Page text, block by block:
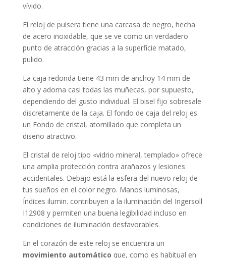
vívido.
El reloj de pulsera tiene una carcasa de negro, hecha
de acero inoxidable, que se ve como un verdadero
punto de atracción gracias a la superficie matado,
pulido.
La caja redonda tiene 43 mm de anchoy 14 mm de
alto y adorna casi todas las muñecas, por supuesto,
dependiendo del gusto individual. El bisel fijo sobresale
discretamente de la caja. El fondo de caja del reloj es
un Fondo de cristal, atornillado que completa un
diseño atractivo.
El cristal de reloj tipo «vidrio mineral, templado» ofrece
una amplia protección contra arañazos y lesiones
accidentales. Debajo está la esfera del nuevo reloj de
tus sueños en el color negro. Manos luminosas,
Índices ilumin. contribuyen a la iluminación del Ingersoll
I12908 y permiten una buena legibilidad incluso en
condiciones de iluminación desfavorables.
En el corazón de este reloj se encuentra un
movimiento automático que, como es habitual en